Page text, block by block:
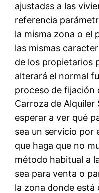
ajustadas a las
referencia
la misma zona o el
las mismas
de los propietarios
alterará el normal
proceso de fijación
Carroza de Alquiler
esperar a ver qué
sea un servicio por
que haga que no
método habitual a
sea para venta o
la zona donde está